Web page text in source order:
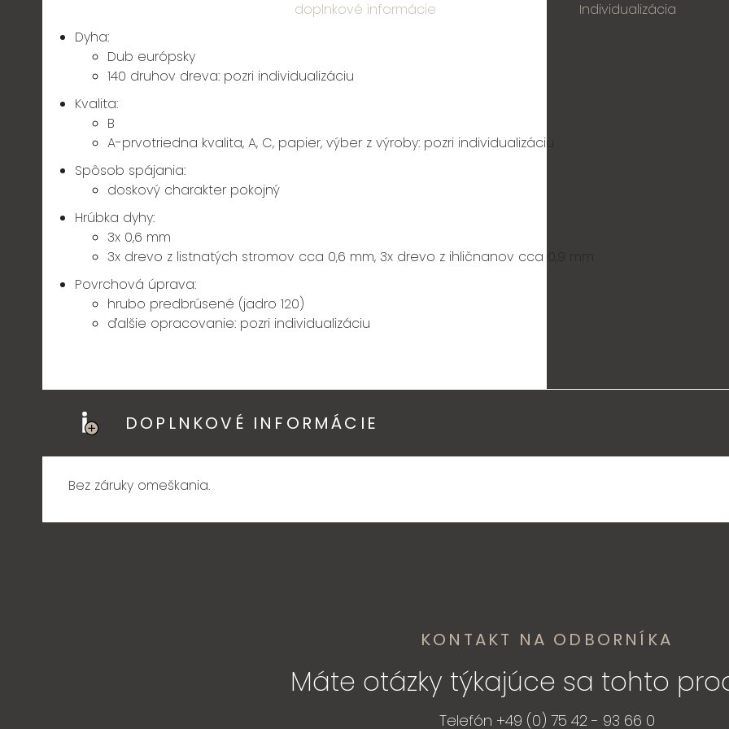
doplnkové informácie
Individualizácia
Dyha:
Dub európsky
140 druhov dreva: pozri individualizáciu
Kvalita:
B
A-prvotriedna kvalita, A, C, papier, výber z výroby: pozri individualizáciu
Spôsob spájania:
doskový charakter pokojný
Hrúbka dyhy:
3x 0,6 mm
3x drevo z listnatých stromov cca 0,6 mm, 3x drevo z ihličnanov cca 0,9 mm
Povrchová úprava:
hrubo predbrúsené (jadro 120)
ďalšie opracovanie: pozri individualizáciu
DOPLNKOVÉ INFORMÁCIE
Bez záruky omeškania.
KONTAKT NA ODBORNÍKA
Máte otázky týkajúce sa tohto
Telefón +49 (0) 75 42 - 93 66 0